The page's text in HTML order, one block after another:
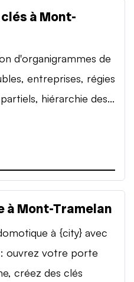
à Mont-
d'organigrammes de
entreprises, régies
hiérarchie des...
à Mont-Tramelan
à {city} avec
ouvrez votre porte
créez des clés